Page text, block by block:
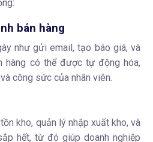
bán hàng
như gửi email, tạo báo giá, và
hàng có thể được tự động hóa,
công sức của nhân viên.
kho, quản lý nhập xuất kho, và
hết, từ đó giúp doanh nghiệp